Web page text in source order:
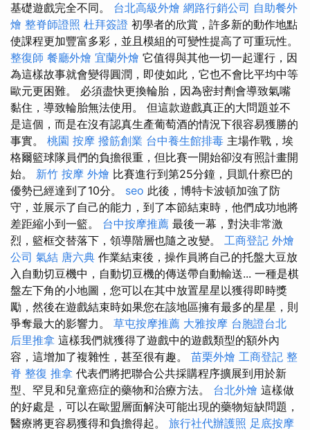
基礎遊戲完全不同。 台北高級外燴 網路行銷公司 自助餐外
燴 整脊師證照 杜拜簽證 初學者的欣賞，許多新的動作地點
使課程更加豐富多彩，並且模組的可變性提高了可重玩性。
整復師 餐廳外燴 宜蘭外燴 它值得與其他一切一起運行，因
為這樣故事就會變得圓潤，即使如此，它也不會比平均中等
歐元更困難。 必須盡快更換輪胎，因為密封劑會導致氣嘴
黏住，導致輪胎無法使用。 但這款遊戲真正的大問題並不
是這個，而是在沒有認真生產葡萄酒的情況下很容易獲勝的
事實。 桃園 按摩 撥筋創業 台中養生館排毒 主場作戰，埃
格爾籃球隊員們的負擔很重，但比賽一開始卻沒有照計畫開
始。 新竹 按摩 外燴 比賽進行到第25分鐘，貝凱什察巴的
優勢已經達到了10分。 seo 此後，博特卡波頓加強了防
守，並展示了自己的能力，到了本節結束時，他們成功地將
差距縮小到一籃。 台中按摩推薦 最後一幕，對決非常激
烈，籃框交替落下，領導階層也隨之改變。 工商登記 外燴
公司 氣結 唐六典 作業結束後，操作員將自己的托盤大豆放
入自動切豆機中，自動切豆機的傳送帶自動輸送... 一種是棋
盤左下角的小地圖，您可以在其中放置星星以獲得即時獎
勵，然後在遊戲結束時如果您在該地區擁有最多的星星，則
爭奪最大的影響力。 草屯按摩推薦 大雅按摩 台胞證台北
后里推拿 這樣我們就獲得了遊戲中的遊戲類型的額外內
容，這增加了複雜性，甚至很有趣。 苗栗外燴 工商登記 整
脊 整復 推拿 代表們將把聯合公共採購程序擴展到用於新
型、罕見和兒童癌症的藥物和治療方法。 台北外燴 這樣做
的好處是，可以在歐盟層面解決可能出現的藥物短缺問題，
醫療將更容易獲得和負擔得起。 旅行社代辦護照 足底按摩